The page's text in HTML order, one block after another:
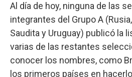
Al día de hoy, ninguna de las
integrantes del Grupo A
Saudita y Uruguay) publicó la
varias de las restantes
conocer los nombres, como
los primeros países en